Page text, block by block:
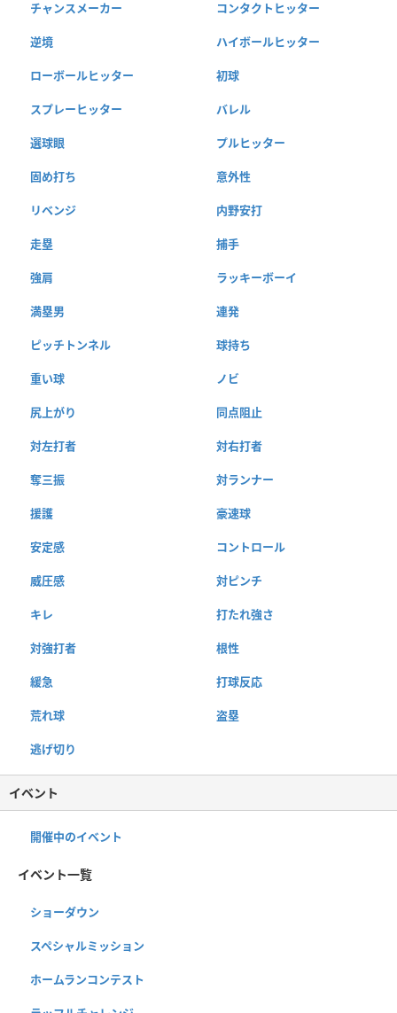
チャンスメーカー コンタクトヒッター
逆境 ハイボールヒッター
ローボールヒッター 初球
スプレーヒッター バレル
選球眼 プルヒッター
固め打ち 意外性
リベンジ 内野安打
走塁 捕手
強肩 ラッキーボーイ
満塁男 連発
ピッチトンネル 球持ち
重い球 ノビ
尻上がり 同点阻止
対左打者 対右打者
奪三振 対ランナー
援護 豪速球
安定感 コントロール
威圧感 対ピンチ
キレ 打たれ強さ
対強打者 根性
緩急 打球反応
荒れ球 盗塁
逃げ切り
イベント
開催中のイベント
イベント一覧
ショーダウン
スペシャルミッション
ホームランコンテスト